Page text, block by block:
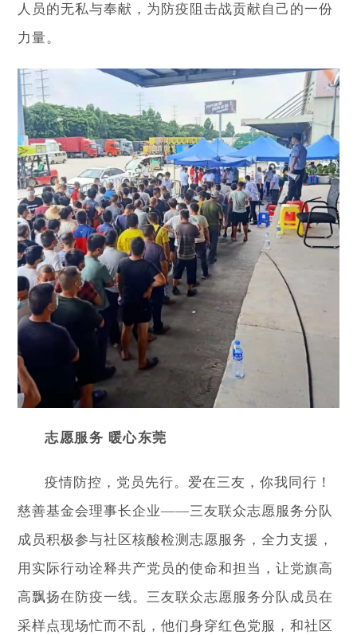
人员的无私与奉献，为防疫阻击战贡献自己的一份
力量。
志愿服务 暖心东莞
疫情防控，党员先行。爱在三友，你我同行！
慈善基金会理事长企业——三友联众志愿服务分队
成员积极参与社区核酸检测志愿服务，全力支援，
用实际行动诠释共产党员的使命和担当，让党旗高
高飘扬在防疫一线。三友联众志愿服务分队成员在
采样点现场忙而不乱，他们身穿红色党服，和社区